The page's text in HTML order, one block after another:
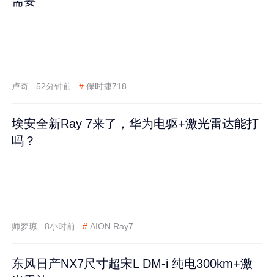
卢奇 52分钟前 # 保时捷718
埃安全新Ray 7来了，华为电驱+激光雷达能打
吗？
师梦琼 8小时前 # AION Ray7
东风日产NX7尺寸超宋L DM-i 纯电300km+激